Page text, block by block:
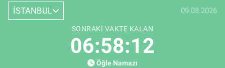
İSTANBUL 09.08.2026
SONRAKI VAKTE KALAN
06:58:11
Öğle Namazı